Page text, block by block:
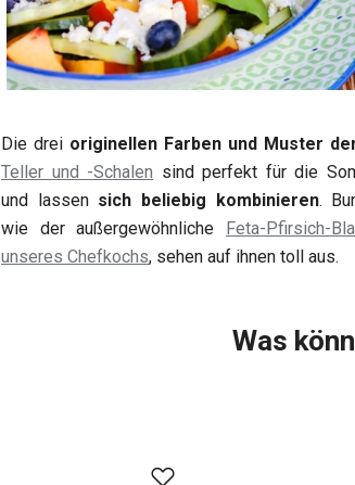
Die drei originellen Farben und Muster
Teller und -Schalen sind perfekt für die
und lassen sich beliebig kombinieren.
wie der außergewöhnliche Feta-Pfirsich-
unseres Chefkochs, sehen auf ihnen toll aus.
Was